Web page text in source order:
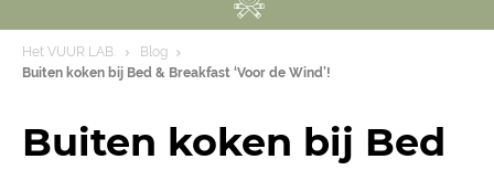
Het VUUR LAB.
Blog
Buiten koken bij Bed & Breakfast ‘Voor de Wind’!
Buiten koken bij Bed